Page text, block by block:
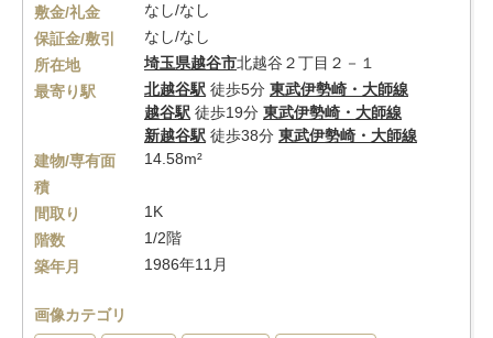
敷金/礼金
なし/なし
保証金/敷引
なし/なし
所在地
埼玉県越谷市北越谷２丁目２－１
最寄り駅
北越谷駅 徒歩5分 東武伊勢崎・大師線
越谷駅 徒歩19分 東武伊勢崎・大師線
新越谷駅 徒歩38分 東武伊勢崎・大師線
建物/専有面
積
14.58m²
間取り
1K
階数
1/2階
築年月
1986年11月
画像カテゴリ